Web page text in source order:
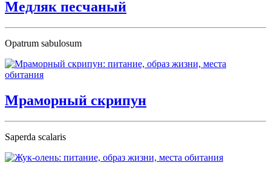
Медляк песчаный
Opatrum sabulosum
Мраморный скрипун
Saperda scalaris